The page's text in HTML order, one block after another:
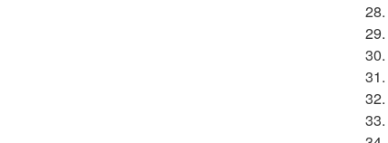
28.
29.
30.
31.
32.
33.